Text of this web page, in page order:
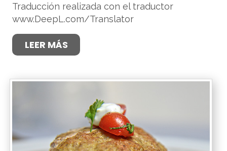
Traducción realizada con el traductor
www.DeepL.com/Translator
LEER MÁS